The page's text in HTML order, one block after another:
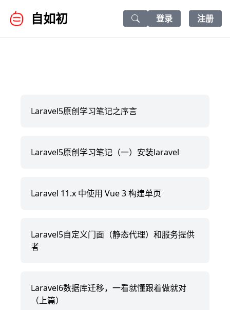
自如初
Search icon
登录 注册
Laravel5原创学习笔记之序言
Laravel5原创学习笔记（一）安装laravel
Laravel 11.x 中使用 Vue 3 构建单页
Laravel5自定义门面（静态代理）和服务提供
者
Laravel6数据库迁移，一看就懂跟着做就对
（上篇）